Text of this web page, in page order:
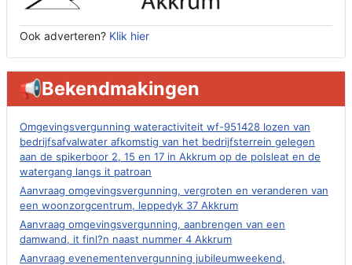
Ook adverteren? Klik hier
📢Bekendmakingen
Omgevingsvergunning wateractiviteit wf-951428 lozen van
bedrijfsafvalwater afkomstig van het bedrijfsterrein gelegen
aan de spikerboor 2, 15 en 17 in Akkrum op de polsleat en de
watergang langs it patroan
Aanvraag omgevingsvergunning, vergroten en veranderen van
een woonzorgcentrum, leppedyk 37 Akkrum
Aanvraag omgevingsvergunning, aanbrengen van een
damwand, it finl?n naast nummer 4 Akkrum
Aanvraag evenementenvergunning jubileumweekend,